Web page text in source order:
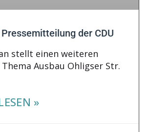
der CDU
stellt einen weiteren
Ausbau Ohligser Str.
»